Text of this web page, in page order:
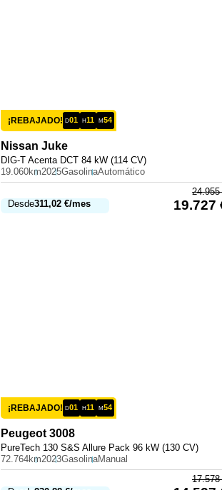
¡REBAJADO! D01 H11 M54
Nissan Juke
DIG-T Acenta DCT 84 kW (114 CV)
19.060km2025GasolinaAutomático
Desde311,02 €/mes
24.955
19.727
¡REBAJADO! D01 H11 M54
Peugeot 3008
PureTech 130 S&S Allure Pack 96 kW (130 CV)
72.764km2023GasolinaManual
17.578